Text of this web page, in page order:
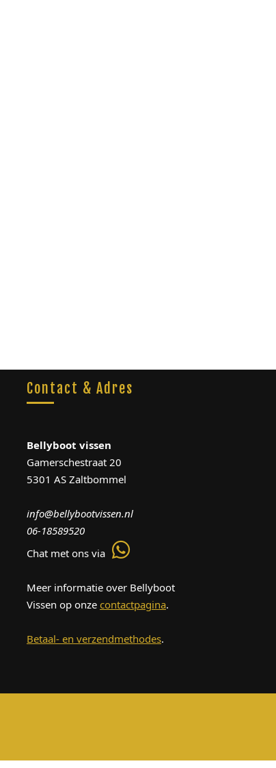
Contact & Adres
Bellyboot vissen
Gamerschestraat 20
5301 AS Zaltbommel
info@bellybootvissen.nl
06-18589520
Chat met ons via
Meer informatie over Bellyboot
Vissen op onze contactpagina.
Betaal- en verzendmethodes.